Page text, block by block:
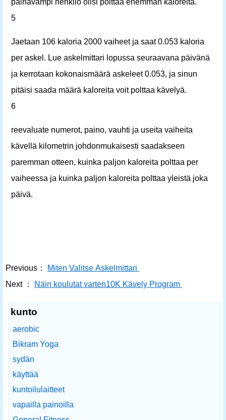
painavampi henkilö olisi polttaa enemmän kaloreita.
5
Jaetaan 106 kaloria 2000 vaiheet ja saat 0.053 kaloria
per askel. Lue askelmittari lopussa seuraavana päivänä
ja kerrotaan kokonaismäärä askeleet 0.053, ja sinun
pitäisi saada määrä kaloreita voit polttaa kävelyä.
6
reevaluate numerot, paino, vauhti ja useita vaiheita
kävellä kilometrin johdonmukaisesti saadakseen
paremman otteen, kuinka paljon kaloreita polttaa per
vaiheessa ja kuinka paljon kaloreita polttaa yleistä joka
päivä.
Previous：
Miten Valitse Askelmittari
Next ：
Näin koulutat varten10K Kävely Program
kunto
aerobic
Bikram Yoga
sydän
käyttää
kuntoilulaitteet
vapailla painoilla